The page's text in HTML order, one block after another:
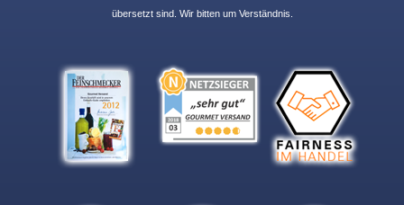
übersetzt sind. Wir bitten um Verständnis.